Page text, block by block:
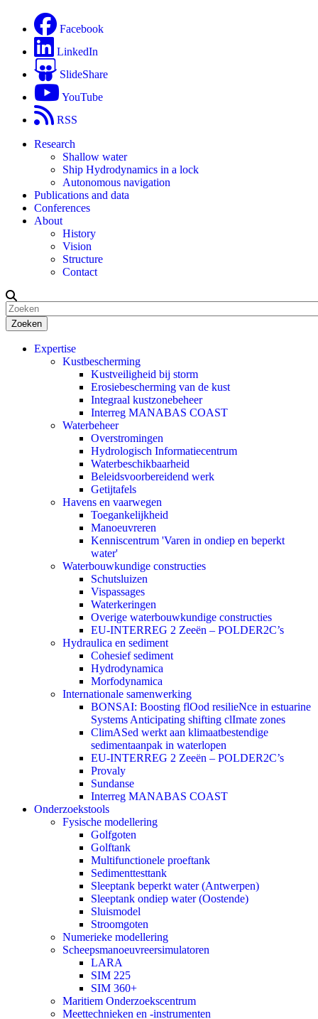
Facebook
LinkedIn
SlideShare
YouTube
RSS
Research
Shallow water
Ship Hydrodynamics in a lock
Autonomous navigation
Publications and data
Conferences
About
History
Vision
Structure
Contact
Zoeken
Expertise
Kustbescherming
Kustveiligheid bij storm
Erosiebescherming van de kust
Integraal kustzonebeheer
Interreg MANABAS COAST
Waterbeheer
Overstromingen
Hydrologisch Informatiecentrum
Waterbeschikbaarheid
Beleidsvoorbereidend werk
Getijtafels
Havens en vaarwegen
Toegankelijkheid
Manoeuvreren
Kenniscentrum 'Varen in ondiep en beperkt
water'
Waterbouwkundige constructies
Schutsluizen
Vispassages
Waterkeringen
Overige waterbouwkundige constructies
EU-INTERREG 2 Zeeën – POLDER2C’s
Hydraulica en sediment
Cohesief sediment
Hydrodynamica
Morfodynamica
Internationale samenwerking
BONSAI: Boosting flOod resilieNce in estuarine
Systems Anticipating shifting clImate zones
ClimASed werkt aan klimaatbestendige
sedimentaanpak in waterlopen
EU-INTERREG 2 Zeeën – POLDER2C’s
Provaly
Sundanse
Interreg MANABAS COAST
Onderzoekstools
Fysische modellering
Golfgoten
Golftank
Multifunctionele proeftank
Sedimenttesttank
Sleeptank beperkt water (Antwerpen)
Sleeptank ondiep water (Oostende)
Sluismodel
Stroomgoten
Numerieke modellering
Scheepsmanoeuvreersimulatoren
LARA
SIM 225
SIM 360+
Maritiem Onderzoekscentrum
Meettechnieken en -instrumenten